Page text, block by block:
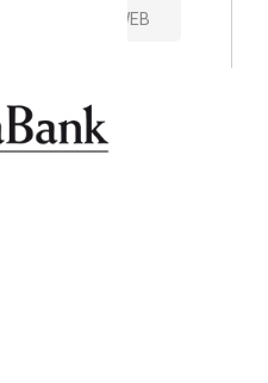
VISITAR SITIO WEB